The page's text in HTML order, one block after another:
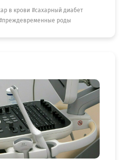
в крови
сахарный диабет
преждевременные роды